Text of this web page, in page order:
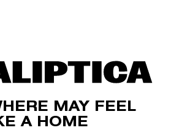
MAY FEEL
A HOME